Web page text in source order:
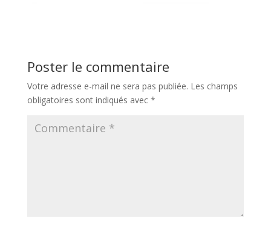
Poster le commentaire
Votre adresse e-mail ne sera pas publiée. Les champs
obligatoires sont indiqués avec *